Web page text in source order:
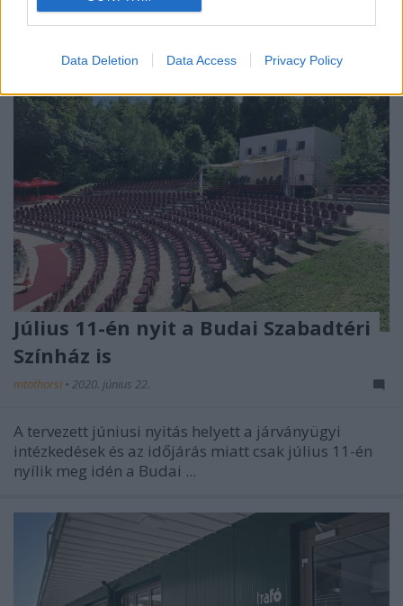
Data Deletion Data Access Privacy Policy
Tamásra (Budapesti Operettszínház) és ...
Július 11-én nyit a Budai Szabadtéri
Színház is
mtothorsi • 2020. június 22.
A tervezett júniusi nyitás helyett a járványügyi
intézkedések és az időjárás miatt csak július 11-én
nyílik meg idén a Budai ...